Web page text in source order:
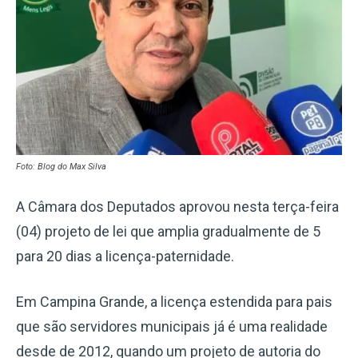
Foto: Blog do Max Silva
A Câmara dos Deputados aprovou nesta terça-feira
(04) projeto de lei que amplia gradualmente de 5
para 20 dias a licença-paternidade.
Em Campina Grande, a licença estendida para pais
que são servidores municipais já é uma realidade
desde de 2012, quando um projeto de autoria do